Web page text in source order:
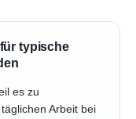
typische
es zu
Arbeit bei